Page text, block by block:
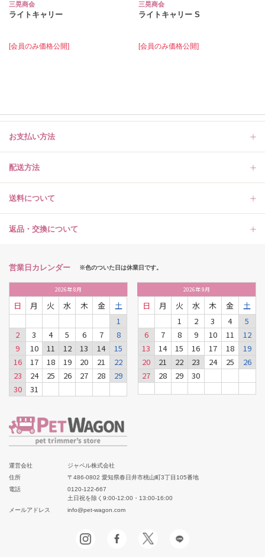
三晃商会
ライトキャリー
[会員のみ価格公開]
三晃商会
ライトキャリー S
[会員のみ価格公開]
お支払い方法
配送方法
送料について
返品・交換について
営業日カレンダー ※色のついた日は休業日です。
2026年8月
日 月 火 水 木 金
土
1
2
3 4 5 6 7
8
9
10 11 12 13 14
15
16
17 18 19 20 21
22
23
24 25 26 27 28
29
30
31
2026年9月
日 月 火 水 木 金
土
1
2 3 4
5
6
7 8 9 10 11
12
13
14 15 16 17 18
19
20
21 22 23 24 25
26
27
28 29 30
運営会社
ジャペル株式会社
住所
〒486-0802 愛知県春日井市桃山町3丁目105番地
電話
0120-122-667
土日祝を除く9:00-12:00・13:00-16:00
メールアドレス
info@pet-wagon.com